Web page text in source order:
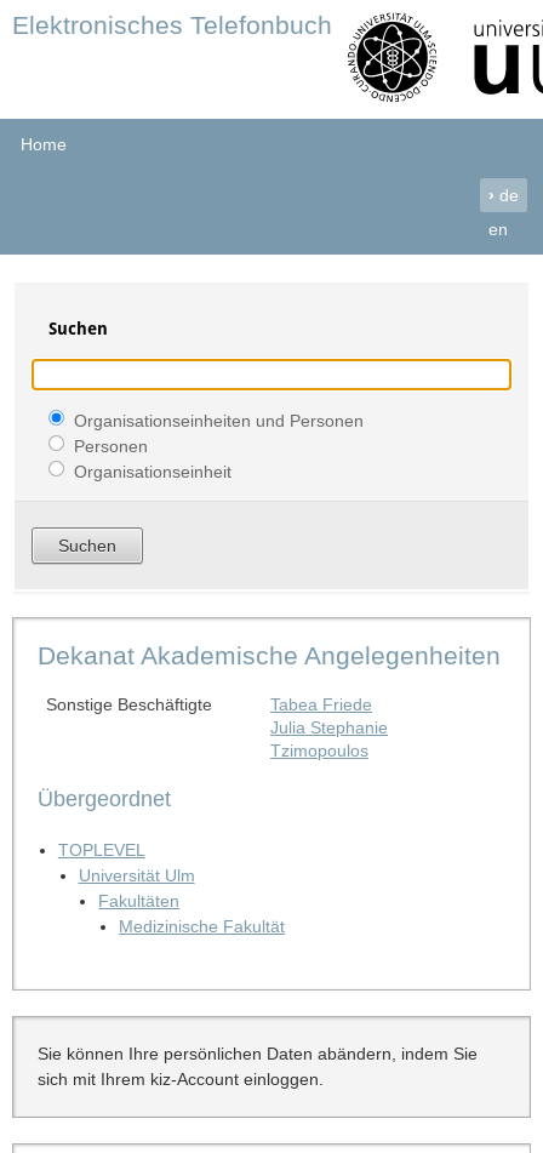
Elektronisches Telefonbuch
Home
› de
en
Suchen
Organisationseinheiten und Personen
Personen
Organisationseinheit
Dekanat Akademische Angelegenheiten
Sonstige Beschäftigte
Tabea Friede
Julia Stephanie
Tzimopoulos
Übergeordnet
TOPLEVEL
Universität Ulm
Fakultäten
Medizinische Fakultät
Sie können Ihre persönlichen Daten abändern, indem Sie
sich mit Ihrem kiz-Account einloggen.